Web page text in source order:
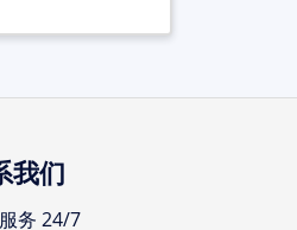
我们
务 24/7